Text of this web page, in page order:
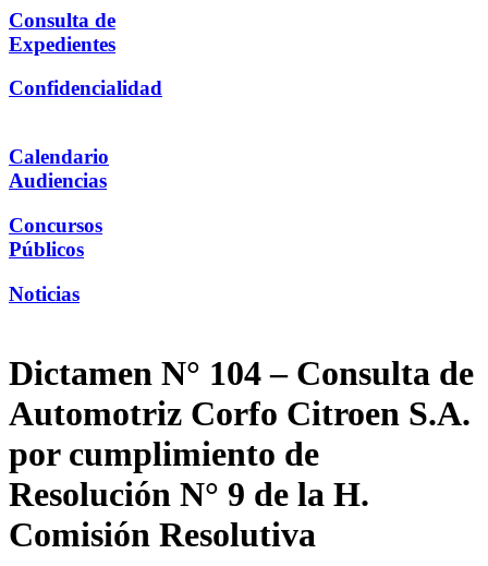
Consulta de
Expedientes
Confidencialidad
Calendario
Audiencias
Concursos
Públicos
Noticias
Dictamen N° 104 – Consulta de
Automotriz Corfo Citroen S.A.
por cumplimiento de
Resolución N° 9 de la H.
Comisión Resolutiva